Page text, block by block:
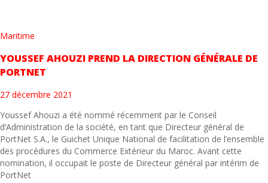
Maritime
YOUSSEF AHOUZI PREND LA DIRECTION GÉNÉRALE DE
PORTNET
27 décembre 2021
Youssef Ahouzi a été nommé récemment par le Conseil
d’Administration de la société, en tant que Directeur général de
PortNet S.A., le Guichet Unique National de facilitation de l’ensemble
des procédures du Commerce Extérieur du Maroc. Avant cette
nomination, il occupait le poste de Directeur général par intérim de
PortNet